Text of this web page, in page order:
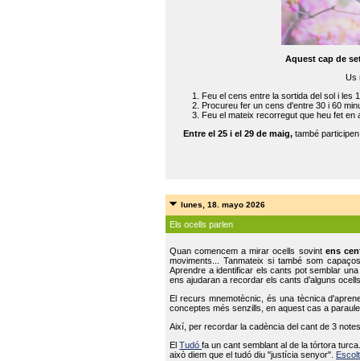
Aquest cap de
Us
Feu el cens entre la sortida del sol i les
Procureu fer un cens d'entre 30 i 60
Feu el mateix recorregut que heu fet en
Entre el 25 i el 29 de maig, també
lunes, 18. mayo 2026
Els ocells parlen
Quan comencem a mirar ocells sovint ens
moviments... Tanmateix si també som
Aprendre a identificar els cants pot semblar
ens ajudaran a recordar els cants d’alguns
El recurs mnemotècnic, és una tècnica
conceptes més senzills, en aquest cas a
Així, per recordar la cadència del cant de 3
ElTudófa un cant semblant al de la tórtora
això diem que el tudó diu "justícia senyor".